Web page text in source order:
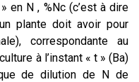
en N , %Nc (c’est à dire
plante doit avoir pour
correspondante au
à l’instant « t » (Ba)
de dilution de N de